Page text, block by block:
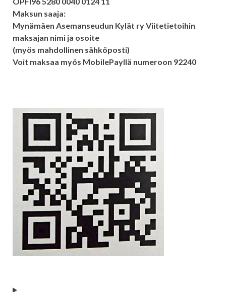
Maksun saaja:
Mynämäen Asemanseudun Kylät ry Viitetietoihin
maksajan nimi ja osoite
(myös mahdollinen sähköposti)
Voit maksaa myös MobilePayllä numeroon 92240